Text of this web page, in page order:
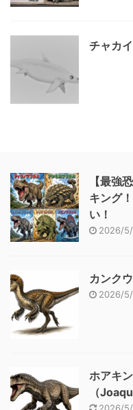
チャカ
【最強
キング
い！
2026/
カンク
2026/
ホアキ
（